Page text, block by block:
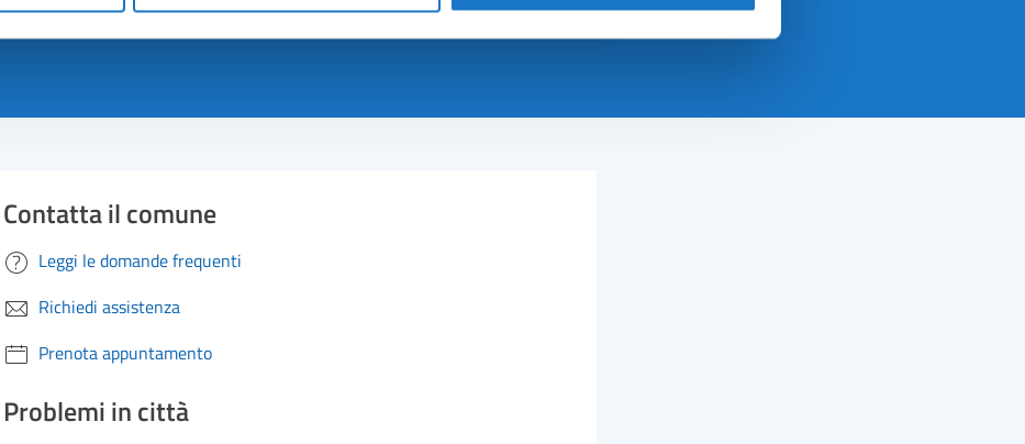
Valuta 5 stelle su 5
Valuta 4 stelle su 5
Valuta 3 stelle su 5
Valuta 2 stelle su 5
1 stelle su 5
Contatta il comune
Leggi le domande frequenti
Richiedi assistenza
Prenota appuntamento
Problemi in città